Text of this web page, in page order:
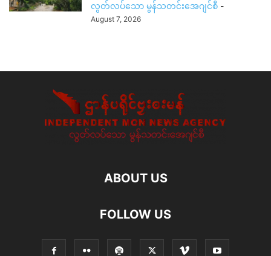
လွတ်လပ်သော မွန်သတင်းအေဂျင်စီ -
August 7, 2026
ABOUT US
FOLLOW US